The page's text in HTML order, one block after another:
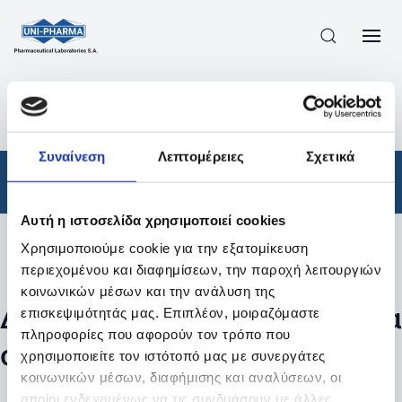
Συναίνεση Λεπτομέρειες Σχετικά
Αυτή η ιστοσελίδα χρησιμοποιεί cookies
Χρησιμοποιούμε cookie για την εξατομίκευση
περιεχομένου και διαφημίσεων, την παροχή λειτουργιών
κοινωνικών μέσων και την ανάλυση της
επισκεψιμότητάς μας. Επιπλέον, μοιραζόμαστε
πληροφορίες που αφορούν τον τρόπο που
χρησιμοποιείτε τον ιστότοπό μας με συνεργάτες
κοινωνικών μέσων, διαφήμισης και αναλύσεων, οι
οποίοι ενδεχομένως να τις συνδυάσουν με άλλες
ΠΡΟΪΟΝΤΑ
ΑΠΟΤΕΛΕΣΜΑΤΑ ΑΝΑΖΗΤΗΣΗΣ
Φάρμακα
Φίλτρα
Δεν βρέθηκαν προϊόντα με τα
συγκεκριμένα φίλτρα